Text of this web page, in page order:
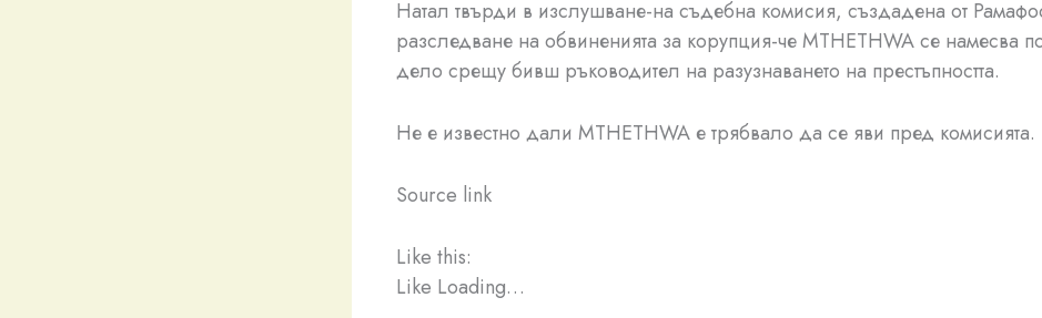
Натал твърди в изслушване-на съдебна комисия, създадена от
разследване на обвиненията за корупция-че MTHETHWA се намесва
дело срещу бивш ръководител на разузнаването на престъпността.
Не е известно дали MTHETHWA е трябвало да се яви пред комисията.
Source link
Like this:
Like Loading…